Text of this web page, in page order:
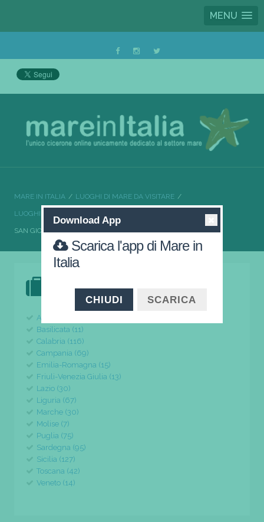
MENU
MARE IN ITALIA LUOGHI DI MARE DA VISITARE
LUOGHI DI MARE DA VISITARE CAMPANIA
SAN GIOVANNI A PIRO IL MEGLIO DEL CILENTO
Abruzzo (24)
Basilicata (11)
Calabria (116)
Campania (69)
Emilia-Romagna (15)
Friuli-Venezia Giulia (13)
Lazio (30)
Liguria (67)
Marche (30)
Molise (7)
Puglia (75)
Sardegna (95)
Sicilia (127)
Toscana (42)
Veneto (14)
Download App
Scarica l'app di Mare in
Italia
CHIUDI SCARICA